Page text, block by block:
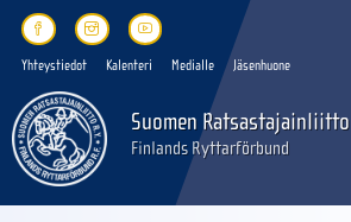
Yhteystiedot Kalenteri Medialle Jäsenhuone
Suomen Ratsastajainliitto
Finlands Ryttarförbund